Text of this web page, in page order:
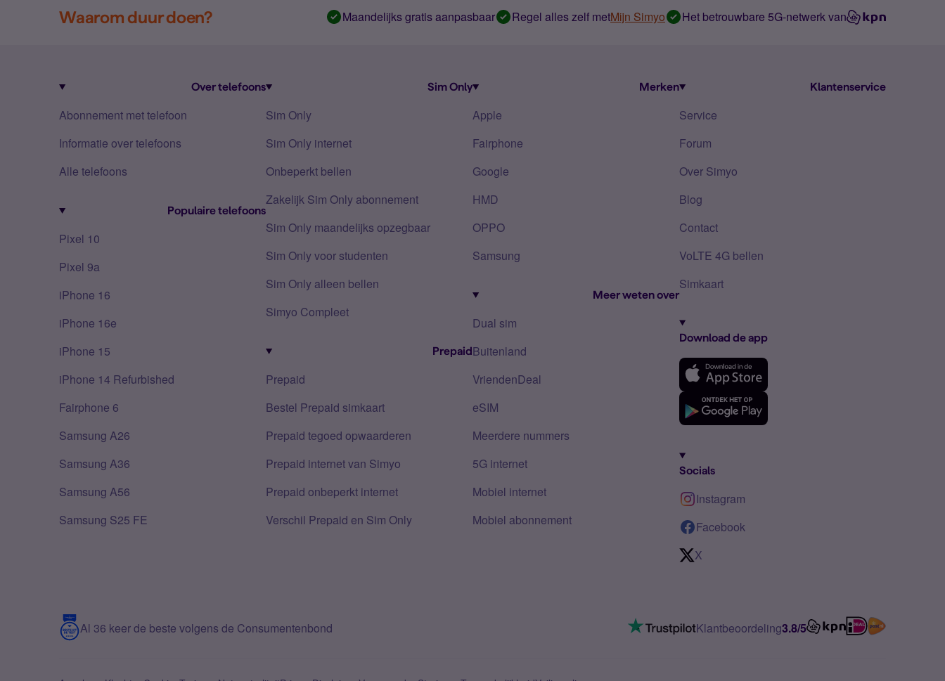
Waarom duur doen? Maandelijks gratis aanpasbaar Regel alles zelf metMijn Simyo Het betrouwbare 5G-netwerk van
Over telefoons
Abonnement met telefoon
Informatie over telefoons
Alle telefoons
Populaire telefoons
Pixel 10
Pixel 9a
iPhone 16
iPhone 16e
iPhone 15
iPhone 14 Refurbished
Fairphone 6
Samsung A26
Samsung A36
Samsung A56
Samsung S25 FE
Sim Only
Sim Only
Sim Only internet
Onbeperkt bellen
Zakelijk Sim Only abonnement
Sim Only maandelijks opzegbaar
Sim Only voor studenten
Sim Only alleen bellen
Simyo Compleet
Prepaid
Prepaid
Bestel Prepaid simkaart
Prepaid tegoed opwaarderen
Prepaid internet van Simyo
Prepaid onbeperkt internet
Verschil Prepaid en Sim Only
Merken
Apple
Fairphone
Google
HMD
OPPO
Samsung
Meer weten over
Dual sim
Buitenland
VriendenDeal
eSIM
Meerdere nummers
5G internet
Mobiel internet
Mobiel abonnement
Klantenservice
Service
Forum
Over Simyo
Blog
Contact
VoLTE 4G bellen
Simkaart
Download de app
Socials
Instagram
Facebook
X
Al 36 keer de beste volgens de Consumentenbond Klantbeoordeling3.8/5